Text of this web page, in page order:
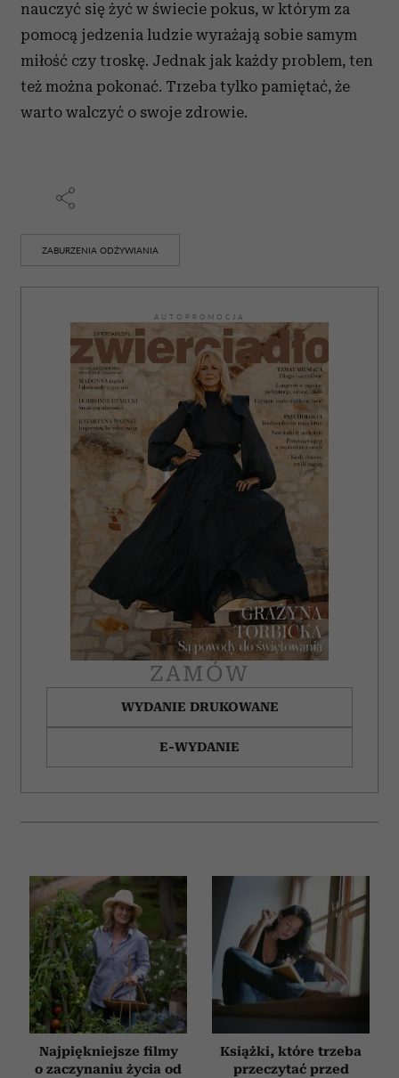
społecznościowym, reklamowym i analitycznym.
Partnerzy mogą połączyć te informacje z innymi danymi
otrzymanymi od Ciebie lub uzyskanymi podczas
korzystania z ich usług.
nauczyć się żyć w świecie pokus, w którym za
pomocą jedzenia ludzie wyrażają sobie samym
miłość czy troskę. Jednak jak każdy problem, ten
też można pokonać. Trzeba tylko pamiętać, że
warto walczyć o swoje zdrowie.
ZABURZENIA ODŻYWIANIA
AUTOPROMOCJA
ZAMÓW
WYDANIE DRUKOWANE
E-WYDANIE
Najpiękniejsze filmy
o zaczynaniu życia od
Książki, które trzeba
przeczytać przed